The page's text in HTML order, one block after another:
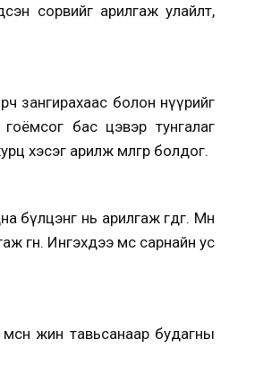
сорвийг арилгаж улайлт,
зангирахаас болон нүүрийг
гоёмсог бас цэвэр тунгалаг
хэсэг арилж мөлгөр болдог.
нь арилгаж өгдөг. Мөн
Ингэхдээ мөсөө сарнайн ус
жин тавьсанаар будагны